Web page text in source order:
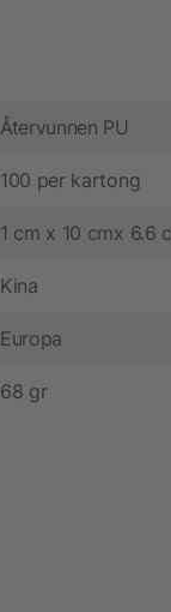
Återvunnen PU
100 per kartong
1 cm x 10 cmx 6.6
Kina
Europa
68 gr